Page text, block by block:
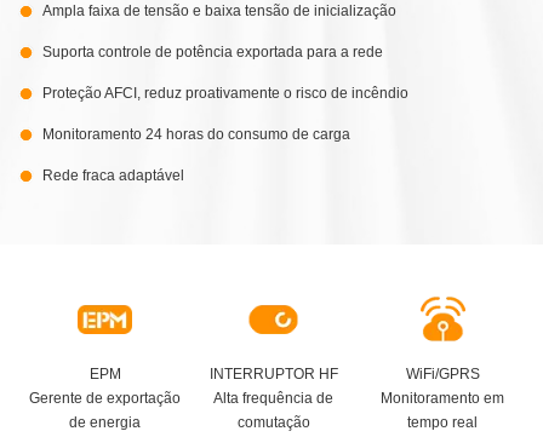
Ampla faixa de tensão e baixa tensão de inicialização
Suporta controle de potência exportada para a rede
Proteção AFCI, reduz proativamente o risco de incêndio
Monitoramento 24 horas do consumo de carga
Rede fraca adaptável
EPM
Gerente de exportação
de energia
INTERRUPTOR HF
Alta frequência de
comutação
WiFi/GPRS
Monitoramento em
tempo real